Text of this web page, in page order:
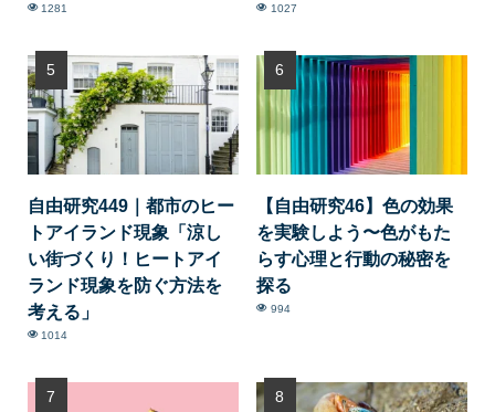
1281 1027
自由研究449｜都市のヒー
トアイランド現象「涼し
い街づくり！ヒートアイ
ランド現象を防ぐ方法を
考える」
1014
【自由研究46】色の効果
を実験しよう〜色がもた
らす心理と行動の秘密を
探る
994